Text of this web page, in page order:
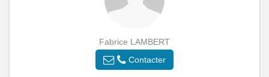
Fabrice LAMBERT
Contacter